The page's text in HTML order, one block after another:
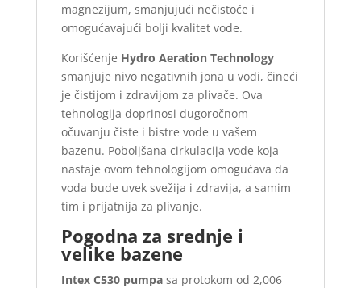
magnezijum, smanjujući nečistoće i
omogućavajući bolji kvalitet vode.
Korišćenje Hydro Aeration Technology
smanjuje nivo negativnih jona u vodi, čineći
je čistijom i zdravijom za plivače. Ova
tehnologija doprinosi dugoročnom
očuvanju čiste i bistre vode u vašem
bazenu. Poboljšana cirkulacija vode koja
nastaje ovom tehnologijom omogućava da
voda bude uvek svežija i zdravija, a samim
tim i prijatnija za plivanje.
Pogodna za srednje i
velike bazene
Intex C530 pumpasa protokom od 2,006